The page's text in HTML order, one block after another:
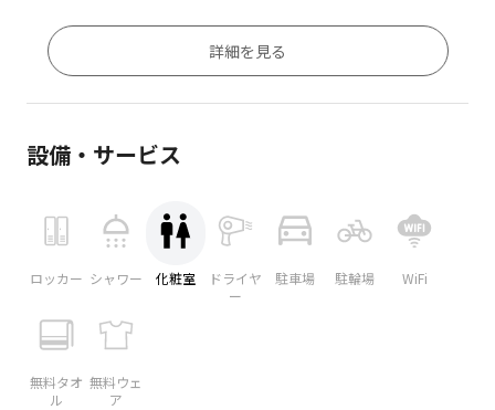
詳細を見る
設備・サービス
ロッカー シャワー 化粧室
ドライヤ
ー
駐車場 駐輪場 WiFi
無料タオ
ル
無料ウェ
ア